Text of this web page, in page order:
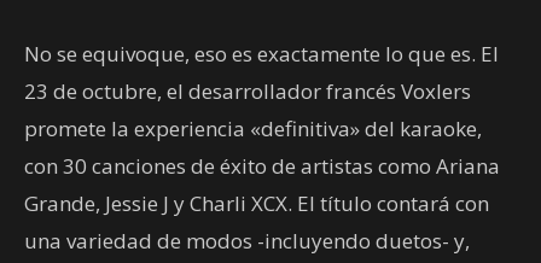
No se equivoque, eso es exactamente lo que es. El
23 de octubre, el desarrollador francés Voxlers
promete la experiencia «definitiva» del karaoke,
con 30 canciones de éxito de artistas como Ariana
Grande, Jessie J y Charli XCX. El título contará con
una variedad de modos -incluyendo duetos- y,